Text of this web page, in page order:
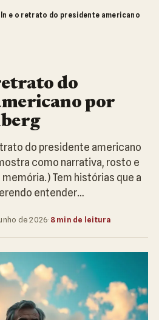
e o retrato do presidente americano
do
por
do presidente americano
como narrativa, rosto e
Tem histórias que a
entender…
de 2026· 8 min de leitura